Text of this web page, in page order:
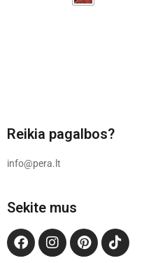
Reikia pagalbos?
info@pera.lt
Sekite mus